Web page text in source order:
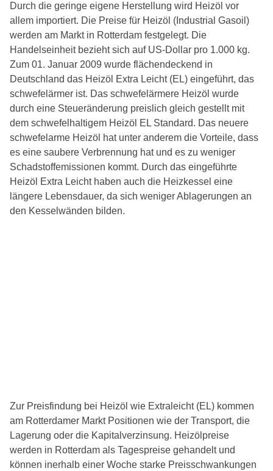
Durch die geringe eigene Herstellung wird Heizöl vor
allem importiert. Die Preise für Heizöl (Industrial Gasoil)
werden am Markt in Rotterdam festgelegt. Die
Handelseinheit bezieht sich auf US-Dollar pro 1.000 kg.
Zum 01. Januar 2009 wurde flächendeckend in
Deutschland das Heizöl Extra Leicht (EL) eingeführt, das
schwefelärmer ist. Das schwefelärmere Heizöl wurde
durch eine Steueränderung preislich gleich gestellt mit
dem schwefelhaltigem Heizöl EL Standard. Das neuere
schwefelarme Heizöl hat unter anderem die Vorteile, dass
es eine saubere Verbrennung hat und es zu weniger
Schadstoffemissionen kommt. Durch das eingeführte
Heizöl Extra Leicht haben auch die Heizkessel eine
längere Lebensdauer, da sich weniger Ablagerungen an
den Kesselwänden bilden.
Zur Preisfindung bei Heizöl wie Extraleicht (EL) kommen
am Rotterdamer Markt Positionen wie der Transport, die
Lagerung oder die Kapitalverzinsung. Heizölpreise
werden in Rotterdam als Tagespreise gehandelt und
können inerhalb einer Woche starke Preisschwankungen